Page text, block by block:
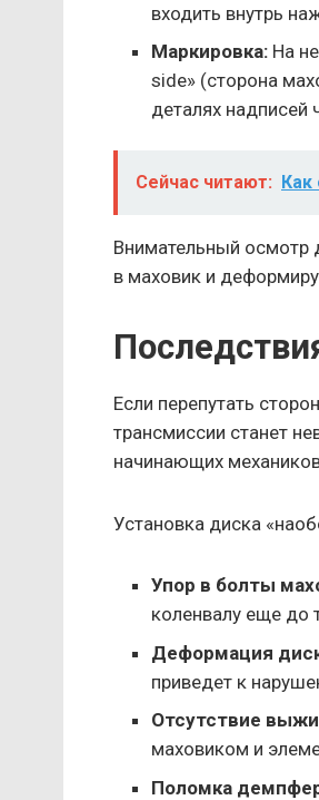
входить внутрь
Маркировка: На
side» (сторона
деталях надписей
Сейчас читают:
Внимательный осмотр
в маховик и
Если перепутать
трансмиссии станет
начинающих
Установка диска
Упор в болты
коленвалу еще до
Деформация
приведет к
Отсутствие
маховиком и
Поломка